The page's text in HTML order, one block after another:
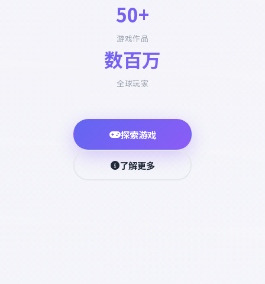
50+
游戏作品
数百万
全球玩家
探索游戏
了解更多